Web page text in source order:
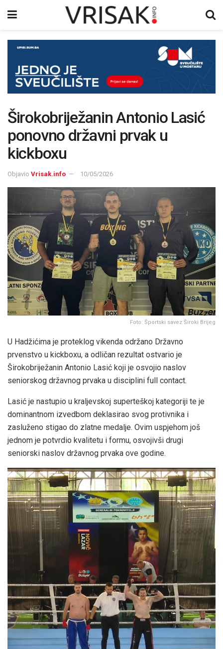
Širokobriježanin Antonio Lasić
ponovno državni prvak u
kickboxu
Objavio Vrisak.info 10/05/2026
Foto: Športski savez Široki Brijeg
U Hadžićima je proteklog vikenda održano Državno
prvenstvo u kickboxu, a odličan rezultat ostvario je
Širokobriježanin Antonio Lasić koji je osvojio naslov
seniorskog državnog prvaka u disciplini full contact.
Lasić je nastupio u kraljevskoj superteškoj kategoriji te je
dominantnom izvedbom deklasirao svog protivnika i
zasluženo stigao do zlatne medalje. Ovim uspjehom još
jednom je potvrdio kvalitetu i formu, osvojivši drugi
seniorski naslov državnog prvaka ove godine.